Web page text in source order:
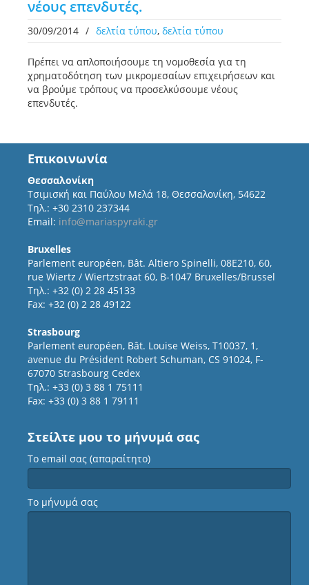
νέους επενδυτές.
30/09/2014 / δελτία τύπου, δελτία τύπου
Πρέπει να απλοποιήσουμε τη νομοθεσία για τη
χρηματοδότηση των μικρομεσαίων επιχειρήσεων και
να βρούμε τρόπους να προσελκύσουμε νέους
επενδυτές.
Επικοινωνία
Θεσσαλονίκη
Τσιμισκή και Παύλου Μελά 18, Θεσσαλονίκη, 54622
Τηλ.: +30 2310 237344
Email: info@mariaspyraki.gr
Bruxelles
Parlement européen, Bât. Altiero Spinelli, 08E210, 60,
rue Wiertz / Wiertzstraat 60, B-1047 Bruxelles/Brussel
Τηλ.: +32 (0) 2 28 45133
Fax: +32 (0) 2 28 49122
Strasbourg
Parlement européen, Bât. Louise Weiss, T10037, 1,
avenue du Président Robert Schuman, CS 91024, F-
67070 Strasbourg Cedex
Τηλ.: +33 (0) 3 88 1 75111
Fax: +33 (0) 3 88 1 79111
Στείλτε μου το μήνυμά σας
Το email σας (απαραίτητο)
Το μήνυμά σας